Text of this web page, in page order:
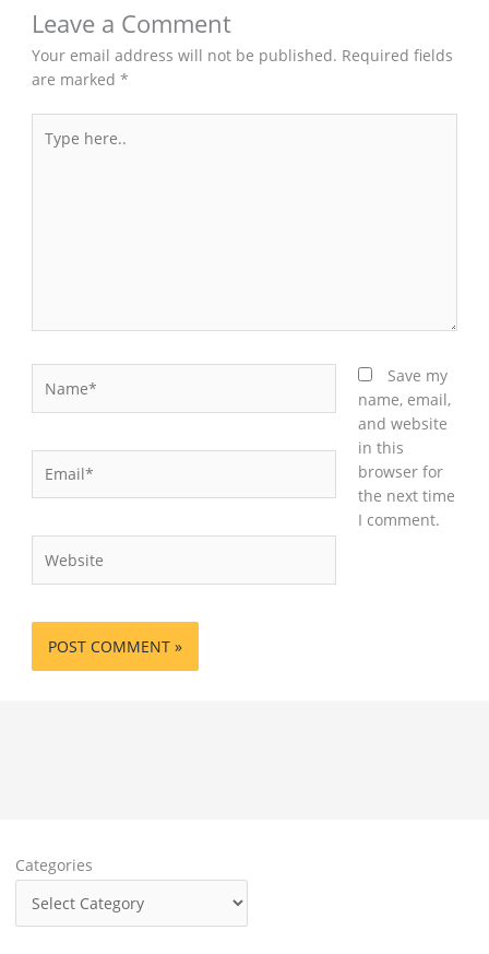
Leave a Comment
Your email address will not be published. Required fields
are marked*
here..
Save my
name, email,
and website
in this
browser for
the next time
I comment.
Categories